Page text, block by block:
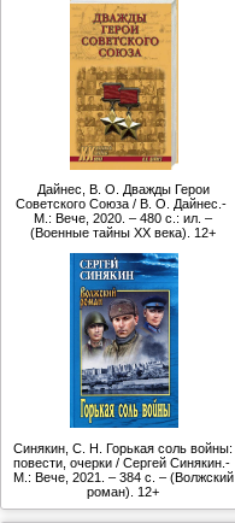
Дайнес, В. О. Дважды Герои
Советского Союза / В. О. Дайнес.-
М.: Вече, 2020. – 480 с.: ил. –
(Военные тайны ХХ века). 12+
Синякин, С. Н. Горькая соль войны:
повести, очерки / Сергей Синякин.-
М.: Вече, 2021. – 384 с. – (Волжский
роман). 12+